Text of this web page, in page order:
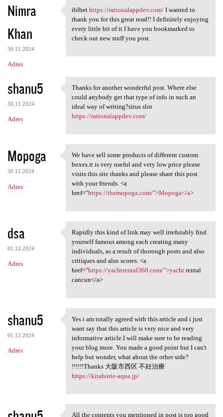
Nimra
Khan
30.11.2024
Adres
iblbet https://rationalappdev
iblbet https://rationalappdev.com/I wanted to
thank you for this great read!! I definitely enjoying
every little bit of it I have you bookmarked to
check out new stuff you post.
shanu5
30.11.2024
Adres
Thanks for another wonderful
Thanks for another wonderful post. Where else
could anybody get that type of info in such an
ideal way of writing?situs slot
https://rationalappdev.com/
Mopoga
30.11.2024
Adres
We have sell some products of
We have sell some products of different custom
boxes.it is very useful and very low price please
visits this site thanks and please share this post
with your friends. <a
href="https://themopoga.com/">Mopoga</a>
dsa
01.12.2024
Adres
Rapidly this kind of link may
Rapidly this kind of link may well irrefutably find
yourself famous among each creating many
individuals, as a result of thorough posts and also
critiques and also scores. <a
href="https://yachtrental360.com/">yachtrental
cancun</a>
shanu5
01.12.2024
Adres
Yes i am totally agreed with
Yes i am totally agreed with this article and i just
want say that this article is very nice and very
informative article.I will make sure to be reading
your blog more. You made a good point but I can't
help but wonder, what about the other side?
!!!!!!Thanks 大阪市西区 不妊治療
https://kitahorie-aqua.jp/
All the contents you mentioned in post is too good